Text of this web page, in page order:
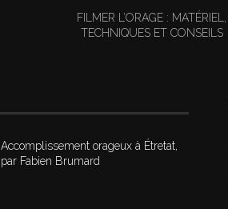
FILMER L’ORAGE : MATÉRIEL,
TECHNIQUES ET CONSEILS
Accomplissement orageux à Étretat,
par Fabien Brumard